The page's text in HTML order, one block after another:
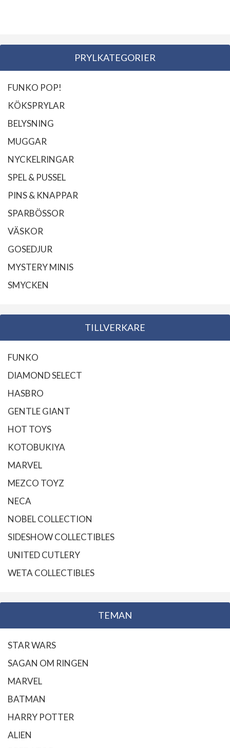
PRYLKATEGORIER
FUNKO POP!
KÖKSPRYLAR
BELYSNING
MUGGAR
NYCKELRINGAR
SPEL & PUSSEL
PINS & KNAPPAR
SPARBÖSSOR
VÄSKOR
GOSEDJUR
MYSTERY MINIS
SMYCKEN
TILLVERKARE
FUNKO
DIAMOND SELECT
HASBRO
GENTLE GIANT
HOT TOYS
KOTOBUKIYA
MARVEL
MEZCO TOYZ
NECA
NOBEL COLLECTION
SIDESHOW COLLECTIBLES
UNITED CUTLERY
WETA COLLECTIBLES
TEMAN
STAR WARS
SAGAN OM RINGEN
MARVEL
BATMAN
HARRY POTTER
ALIEN